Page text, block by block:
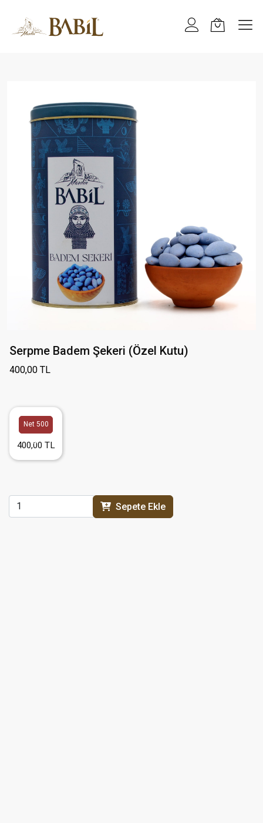
Serpme Badem Şekeri (Özel Kutu)
400,00 TL
Sepete Ekle
Net 500
gr
400,00 TL